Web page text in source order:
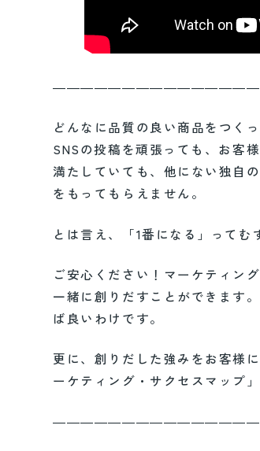
どんなに品質の良い商品をつく
SNSの投稿を頑張っても、お客
満たしていても、他にない独自
をもってもらえません。
とは言え、「1番になる」ってむ
ご安心ください！マーケティン
一緒に創りだすことができます
ば良いわけです。
更に、創りだした強みをお客様
ーケティング・サクセスマップ